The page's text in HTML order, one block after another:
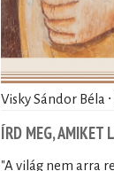
Visky Sándor Béla
ÍRD MEG, AMIKET
"A világ nem arra